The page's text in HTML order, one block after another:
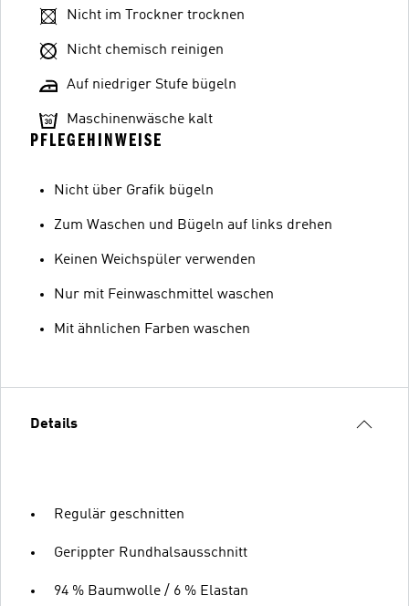
Nicht im Trockner trocknen
Nicht chemisch reinigen
Auf niedriger Stufe bügeln
Maschinenwäsche kalt
PFLEGEHINWEISE
Nicht über Grafik bügeln
Zum Waschen und Bügeln auf links drehen
Keinen Weichspüler verwenden
Nur mit Feinwaschmittel waschen
Mit ähnlichen Farben waschen
Details
Regulär geschnitten
Gerippter Rundhalsausschnitt
94 % Baumwolle / 6 % Elastan